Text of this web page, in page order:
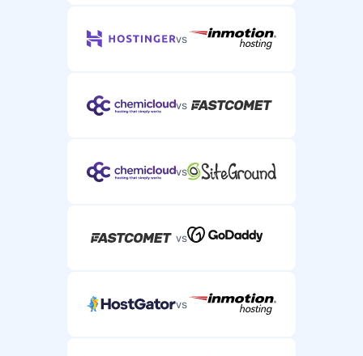
серверного хостингу.
vs
vs
vs
vs
vs